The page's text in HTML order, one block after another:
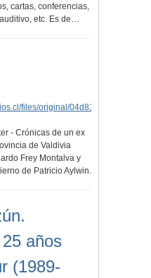
cartas, conferencias,
etc. Es de…
- Crónicas de un ex
de Valdivia
Frey Montalva y
de Patricio Aylwin.
años
(1989-